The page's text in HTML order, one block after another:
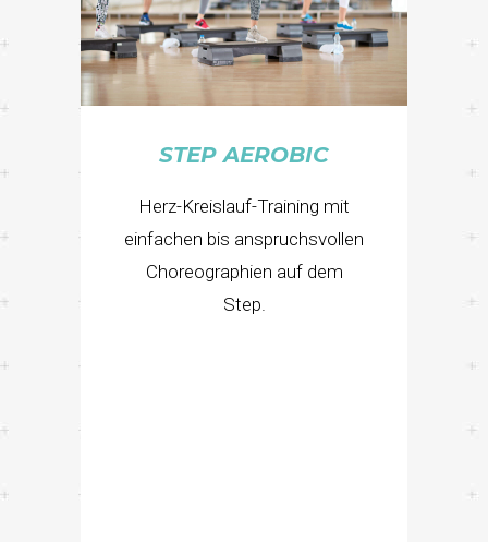
STEP AEROBIC
Herz-Kreislauf-Training mit
einfachen bis anspruchsvollen
Choreographien auf dem
Step.